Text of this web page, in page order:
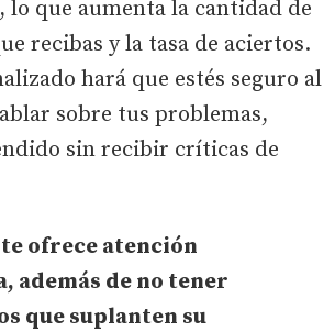
lo que aumenta la cantidad de
recibas y la tasa de aciertos.
hará que estés seguro al
sobre tus problemas,
sin recibir críticas de
ofrece atención
además de no tener
que suplanten su